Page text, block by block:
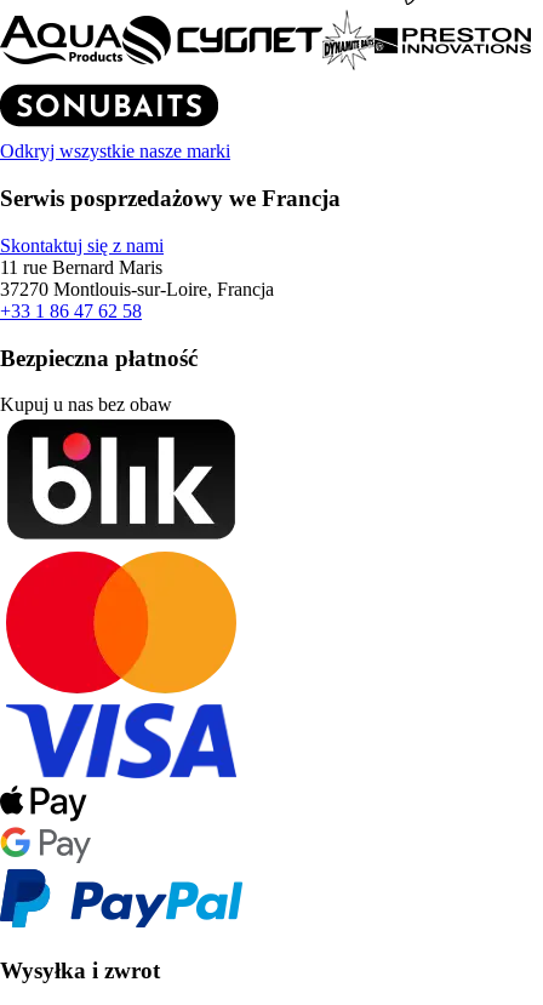
Odkryj wszystkie nasze marki
Serwis posprzedażowy we Francja
Skontaktuj się z nami
11 rue Bernard Maris
37270 Montlouis-sur-Loire, Francja
+33 1 86 47 62 58
Bezpieczna płatność
Kupuj u nas bez obaw
Wysyłka i zwrot